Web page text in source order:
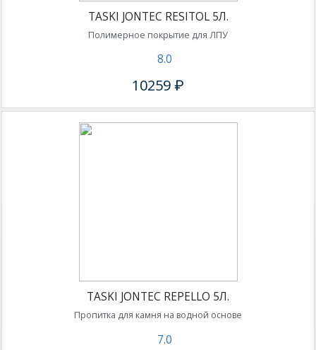
TASKI JONTEC RESITOL 5Л.
Полимерное покрытие для ЛПУ
8.0
10259 ₽
TASKI JONTEC REPELLO 5Л.
Пропитка для камня на водной основе
7.0